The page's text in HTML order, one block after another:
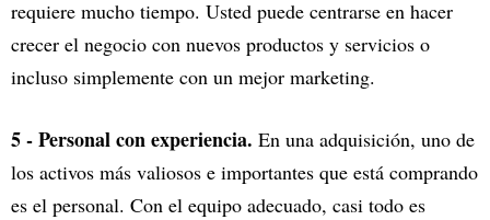
requiere mucho tiempo. Usted puede centrarse en hacer
crecer el negocio con nuevos productos y servicios o
incluso simplemente con un mejor marketing.
5 - Personal con experiencia. En una adquisición, uno de
los activos más valiosos e importantes que está comprando
es el personal. Con el equipo adecuado, casi todo es